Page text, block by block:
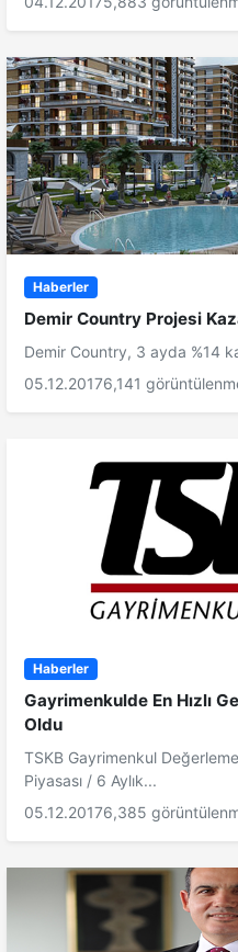
Haberler
Demir Country Projesi
Demir Country, 3 ayda %14
05.12.20176,141
Haberler
Gayrimenkulde En Hızlı
Oldu
TSKB Gayrimenkul Değerleme
Piyasası / 6 Aylık...
05.12.20176,385